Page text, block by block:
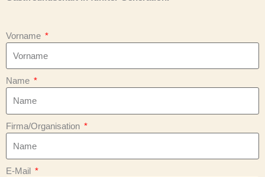
Vorname
Name
Firma/Organisation
E-Mail